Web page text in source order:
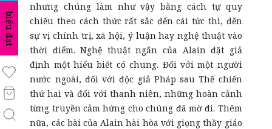
biểu đạt
nhưng chúng làm như vậy bằng cách tự quy
chiếu theo cách thức rất sắc đến cái tức thì, đến
sự vị chính trị, xã hội, ý luận hay nghệ thuật vào
thời điểm. Nghệ thuật ngắn của Alain đặt giả
định một hiểu biết có chung. Đối với một người
nước ngoài, đối với độc giả Pháp sau Thế chiến
thứ hai và đối với thanh niên, những hoàn cảnh
từng truyền cảm hứng cho chúng đã mờ đi. Thêm
nữa, các bài của Alain hài hòa với giọng thầy giáo